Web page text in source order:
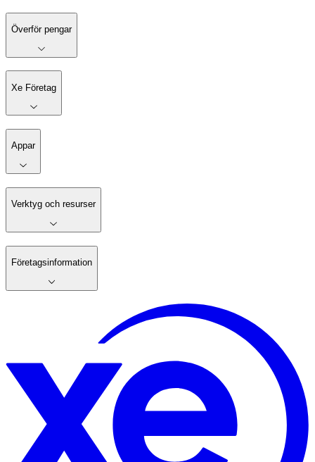
Överför pengar
Xe Företag
Appar
Verktyg och resurser
Företagsinformation